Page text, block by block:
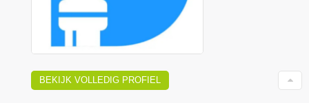
BEKIJK VOLLEDIG PROFIEL